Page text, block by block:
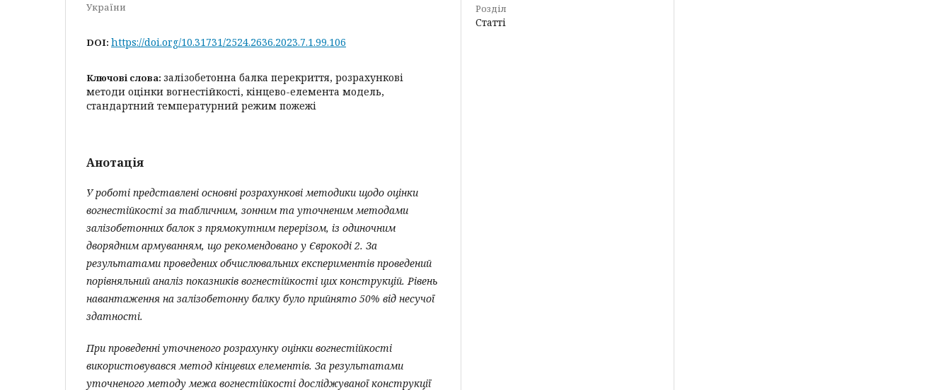
України
DOI: https://doi.org/10.31731/2524.2636.2023.7.1.99.106
Ключові слова: залізобетонна балка перекриття, розрахункові
методи оцінки вогнестійкості, кінцево-елемента модель,
стандартний температурний режим пожежі
Анотація
У роботі представлені основні розрахункові методики щодо оцінки
вогнестійкості за табличним, зонним та уточненим методами
залізобетонних балок з прямокутним перерізом, із одиночним
дворядним армуванням, що рекомендовано у Єврокоді 2. За
результатами проведених обчислювальних експериментів проведений
порівняльний аналіз показників вогнестійкості цих конструкцій. Рівень
навантаження на залізобетонну балку було прийнято 50% від несучої
здатності.
При проведенні уточненого розрахунку оцінки вогнестійкості
використовувався метод кінцевих елементів. За результатами
уточненого методу межа вогнестійкості досліджуваної конструкції
Розділ
Статті